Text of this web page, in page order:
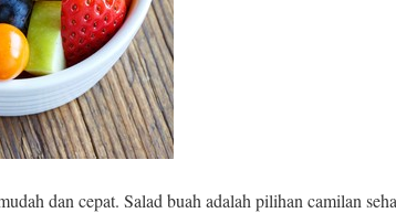
dan cepat. Salad buah adalah pilihan camilan